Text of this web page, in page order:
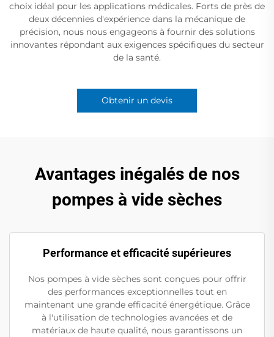
choix idéal pour les applications médicales. Forts de près de
deux décennies d'expérience dans la mécanique de
précision, nous nous engageons à fournir des solutions
innovantes répondant aux exigences spécifiques du secteur
de la santé.
Obtenir un devis
Avantages inégalés de nos
pompes à vide sèches
Performance et efficacité supérieures
Nos pompes à vide sèches sont conçues pour offrir
des performances exceptionnelles tout en
maintenant une grande efficacité énergétique. Grâce
à l'utilisation de technologies avancées et de
matériaux de haute qualité, nous garantissons un